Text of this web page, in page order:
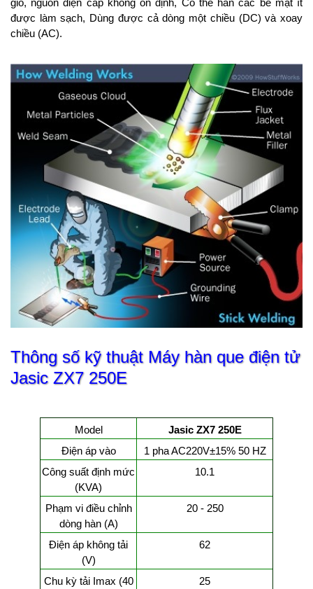
gió, nguồn điện cấp không ổn định, Có thể hàn các bề mặt ít
được làm sạch, Dùng được cả dòng một chiều (DC) và xoay
chiều (AC).
Thông số kỹ thuật Máy hàn que điện tử
Jasic ZX7 250E
Model
Jasic ZX7 250E
Điện áp vào
1 pha AC220V±15% 50 HZ
Công suất định mức
(KVA)
10.1
Phạm vi điều chỉnh
dòng hàn (A)
20 - 250
Điện áp không tải
(V)
62
Chu kỳ tải Imax (40
25